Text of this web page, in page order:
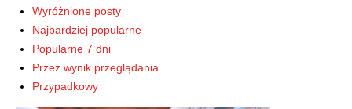
Wyróżnione posty
Najbardziej popularne
Popularne 7 dni
Przez wynik przeglądania
Przypadkowy